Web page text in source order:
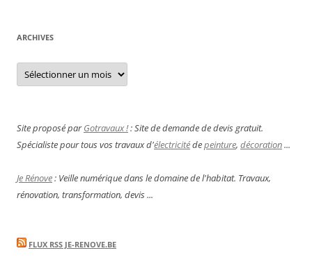
ARCHIVES
Archives
Site proposé parGotravaux !: Site de demande de devis gratuit.
Spécialiste pour tous vos travaux d'électricitédepeinture, décoration...
Je Rénove: Veille numérique dans le domaine de l'habitat. Travaux,
rénovation, transformation, devis ...
FLUX RSS JE-RENOVE.BE